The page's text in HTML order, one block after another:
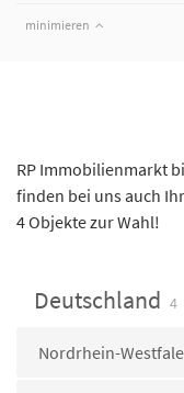
minimieren
RP Immobilienmarkt
finden bei uns auch
4 Objekte zur Wahl!
Deutschland 4
Nordrhein-